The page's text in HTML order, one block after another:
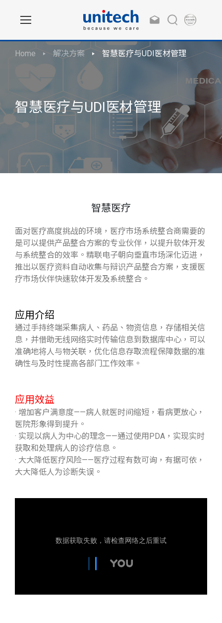
Home 解决方案 智慧医疗与UDI医材管理
智慧医疗与UDI医材管理
智慧医疗
面对医疗高度挑战的环境，医疗市场系统整合商需要的
是可以提供产品整合方案的专业伙伴，以提升软体开发
与系统整合的效率。精联电子朝向垂直市场深化迈进，
推出以医疗资料自动收集与辩识产品整合方案，支援医
疗市场伙伴快速软体开发及系统整合。
应用介绍
通过手持终端采集病人、药品、物资信息，存储相关信
息，并借助无线网络实时传输信息到数据库中心，可以
准确地将人与物关联，优化信息存取流程保障数据的准
确性与及时性提高各部门工作效率。
应用效益
· 增加客户满意度——病人就医时间缩短，看病更放心，
医院形象得到提升。
· 实现以病人为中心的理念——通过使用PDA，实现实时
获取和处理病人的诊疗信息。
· 大大降低医疗风险——医疗过程有数可询，有据可依，
大大降低人为诊断失误。